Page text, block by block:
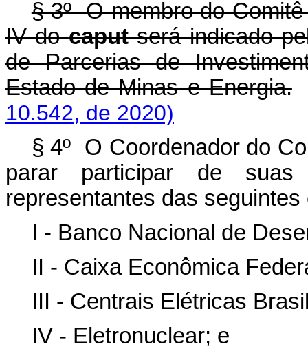
§ 3º O membro do
IV docaputserá indicado
de Parcerias de
Estado de Minas e Energia.
10.542, de 2020)
§ 4º O Coordenador do
parar participar de
representantes das seguintes
I - Banco Nacional de
II - Caixa Econômica
III - Centrais Elétricas
IV - Eletronuclear; e